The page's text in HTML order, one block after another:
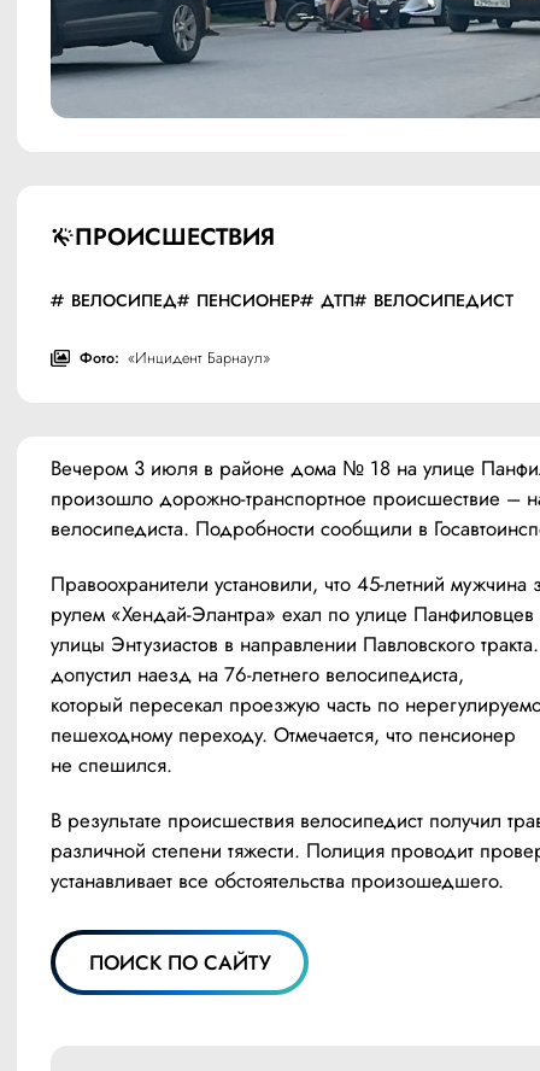
ПРОИСШЕСТВИЯ
ВЕЛОСИПЕД ПЕНСИОНЕР ДТП ВЕЛОСИПЕДИСТ
Фото: «Инцидент Барнаул»
Вечером 3 июля в районе дома № 18 на улице
произошло дорожно-транспортное происшествие –
велосипедиста. Подробности сообщили в
Правоохранители установили, что 45-летний мужчина
рулем «Хендай-Элантра» ехал по улице
улицы Энтузиастов в направлении Павловского
допустил наезд на 76-летнего велосипедиста,
который пересекал проезжую часть по
пешеходному переходу. Отмечается, что пенсионер
не спешился.
В результате происшествия велосипедист получил
различной степени тяжести. Полиция проводит
устанавливает все обстоятельства произошедшего.
ПОИСК ПО САЙТУ